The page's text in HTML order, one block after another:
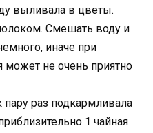
выливала в цветы.
Смешать воду и
иначе при
не очень приятно
раз подкармливала
1 чайная